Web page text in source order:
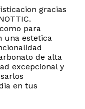
gracias
para
una estetica
de alta
excepcional y
en tus